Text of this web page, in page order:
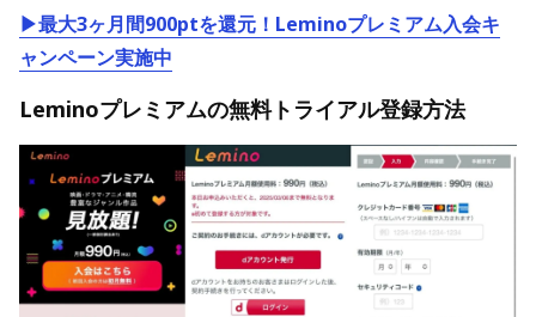
▶最大3ヶ月間900ptを還元！Leminoプレミアム入会キ
ャンペーン実施中
Leminoプレミアムの無料トライアル登録方法